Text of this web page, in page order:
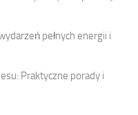
pełnych energii i
Praktyczne porady i